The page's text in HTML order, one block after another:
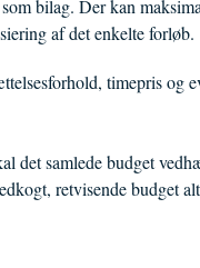
bilag. Der kan
af det enkelte forløb.
timepris og
det samlede budget
retvisende budget